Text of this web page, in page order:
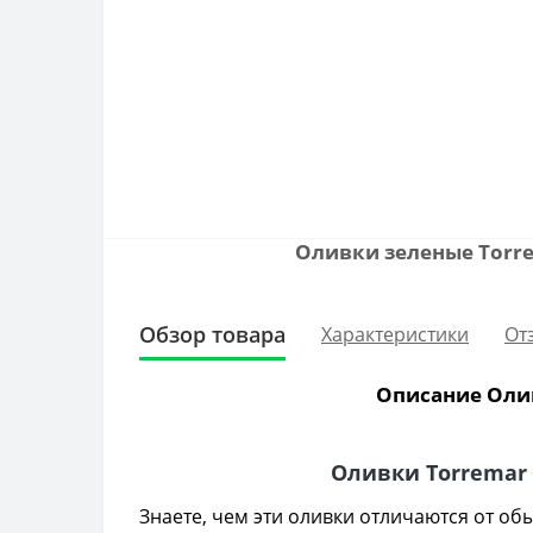
Оливки зеленые
Обзор товара Характеристики
Описание
Оливки Torremar
Знаете, чем эти оливки отличаются от